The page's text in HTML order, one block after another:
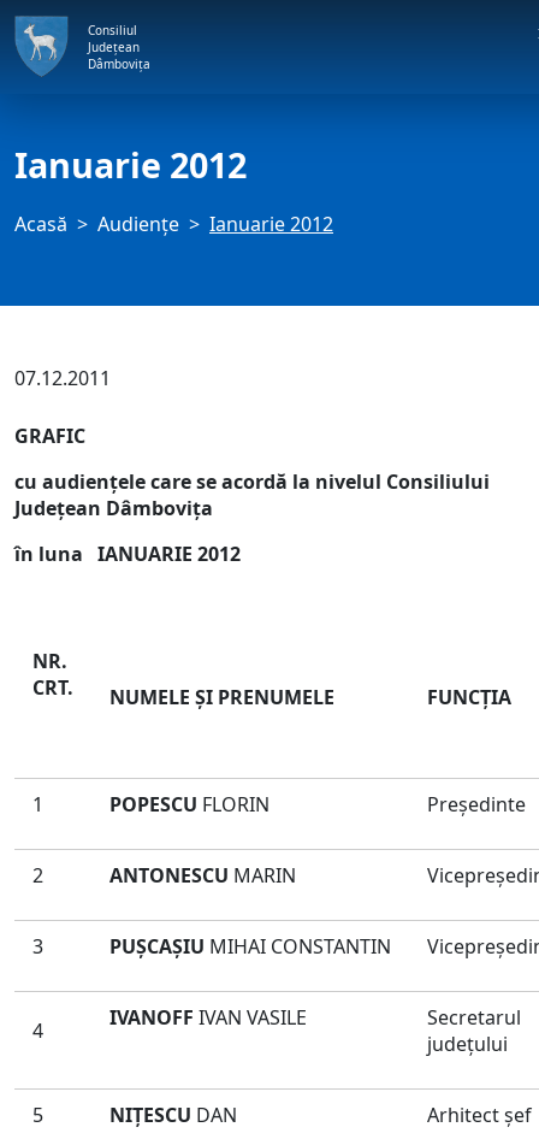
Consiliul
Județean
Dâmbovița
Ianuarie 2012
Acasă Audienţe Ianuarie 2012
07.12.2011
GRAFIC
cu audienţele care se acordă la nivelul Consiliului
Judeţean Dâmboviţa
în luna IANUARIE 2012
NR.
CRT.
NUMELE ŞI PRENUMELE FUNCŢIA
1 POPESCU FLORIN Preşedinte
2 ANTONESCU MARIN
3 PUŞCAŞIU MIHAI CONSTANTIN
4 IVANOFF IVAN VASILE
Secretarul
judeţului
5 NIŢESCU DAN Arhitect şef